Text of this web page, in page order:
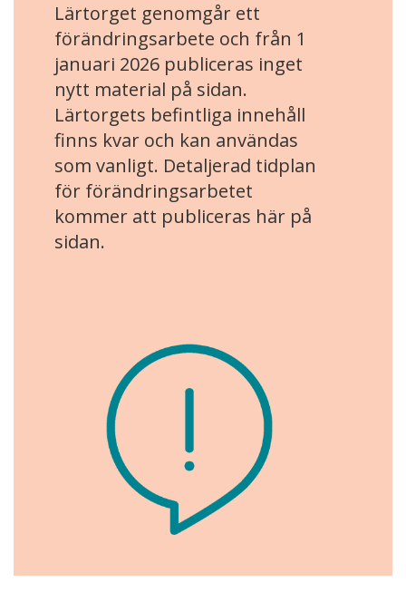
Lärtorget genomgår ett
förändringsarbete och från 1
januari 2026 publiceras inget
nytt material på sidan.
Lärtorgets befintliga innehåll
finns kvar och kan användas
som vanligt. Detaljerad tidplan
för förändringsarbetet
kommer att publiceras här på
sidan.